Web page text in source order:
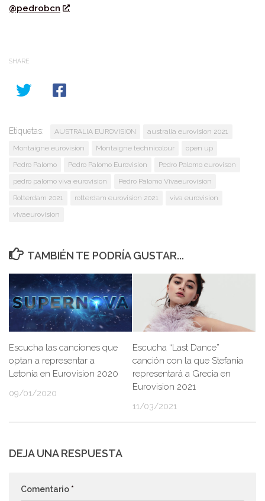
@pedrobcn
SHARE
Etiquetas: AUSTRALIA EUROVISION
australia eurovision 2021
Montaigne eurovision
Montaigne technicolour
open up
Pedro Palomo
Pedro Palomo Eurovision
Pedro Palomo eurovison
pedro palomo viva eurovision
Pedro Palomo Vivaeurovision
Rotterdam 2021
rotterdam eurovision 2021
viva eurovision
vivaeurovision
TAMBIÉN TE PODRÍA GUSTAR...
Escucha las canciones que
optan a representar a
Letonia en Eurovision 2020
09/01/2020
Escucha “Last Dance”
canción con la que Stefania
representará a Grecia en
Eurovision 2021
11/03/2021
DEJA UNA RESPUESTA
Comentario *